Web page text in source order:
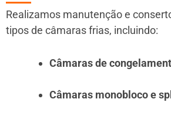
Realizamos manutenção e
tipos de câmaras frias, incluindo:
Câmaras de
Câmaras monobloco e